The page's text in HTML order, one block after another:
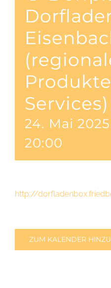
Services)
24. Mai
20:00
http://
ZUM KALENDER